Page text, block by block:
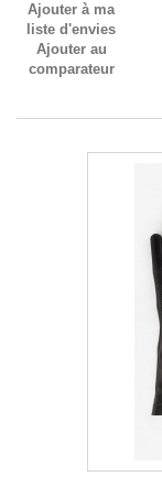
Ajouter à ma
liste d'envies
Ajouter au
comparateur